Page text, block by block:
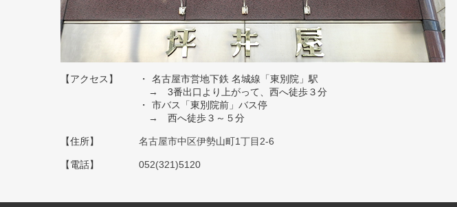
【アクセス】
名古屋市営地下鉄 名城線「東別院」駅
→ 3番出口より上がって、西へ徒歩３分
市バス「東別院前」バス停
→ 西へ徒歩３～５分
【住所】 名古屋市中区伊勢山町1丁目2-6
【電話】 052(321)5120